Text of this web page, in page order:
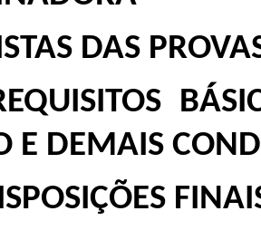
DAS
E DEMAIS